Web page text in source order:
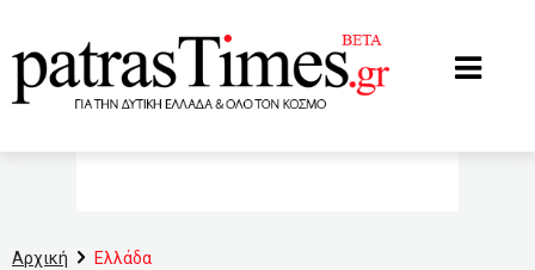
Αρχική Ελλάδα